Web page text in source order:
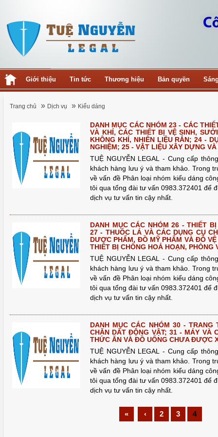
Giới thiệu Tin tức Thương hiệu Bản quyền
Trang chủ » Dịch vụ » Kiểu dáng
DANH MỤC CÁC NHÓM 23 - CÁC
VÀ KHÍ, CÁC THIẾT BỊ VỆ SINH,
KHÔNG KHÍ, NHIÊN LIỆU RẮN; 24 -
NGHIỆM; 25 - VẬT LIỆU XÂY DỰNG
TUỆ NGUYỄN LEGAL - Cung cấp
khách hàng lưu ý và tham khảo. Trong
về vấn đề Phân loại nhóm kiểu dáng
tôi qua tổng đài tư vấn 0983.372401 để
dịch vụ tư vấn tin cậy nhất.
DANH MỤC CÁC NHÓM 26 - THIẾT
27 - THUỐC LÁ VÀ CÁC DỤNG CỤ
DƯỢC PHẨM, ĐỒ MỸ PHẨM VÀ ĐỒ
THIẾT BỊ CHỐNG HOẢ HOẠN, PHÒNG
TUỆ NGUYỄN LEGAL - Cung cấp
khách hàng lưu ý và tham khảo. Trong
về vấn đề Phân loại nhóm kiểu dáng
tôi qua tổng đài tư vấn 0983.372401 để
dịch vụ tư vấn tin cậy nhất.
DANH MỤC CÁC NHÓM 30 -
CHĂN DẮT ĐỘNG VẬT; 31 - MÁY VÀ
THỨC ĂN VÀ ĐỒ UỐNG CHƯA ĐƯỢC
TUỆ NGUYỄN LEGAL - Cung cấp
khách hàng lưu ý và tham khảo. Trong
về vấn đề Phân loại nhóm kiểu dáng
tôi qua tổng đài tư vấn 0983.372401 để
dịch vụ tư vấn tin cậy nhất.
« ‹ 2 3 4
TUỆ